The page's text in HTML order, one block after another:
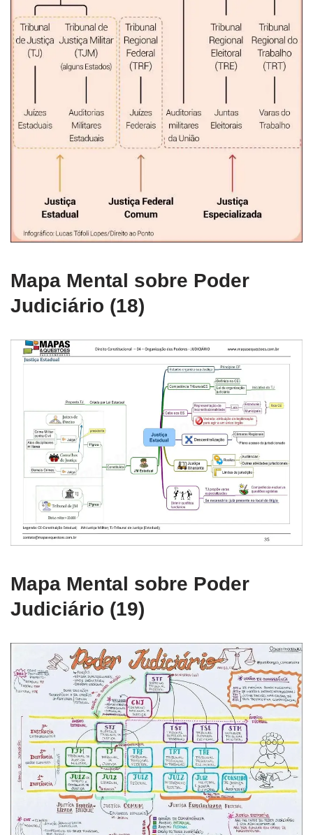
Mapa Mental sobre Poder
Judiciário (18)
Mapa Mental sobre Poder
Judiciário (19)